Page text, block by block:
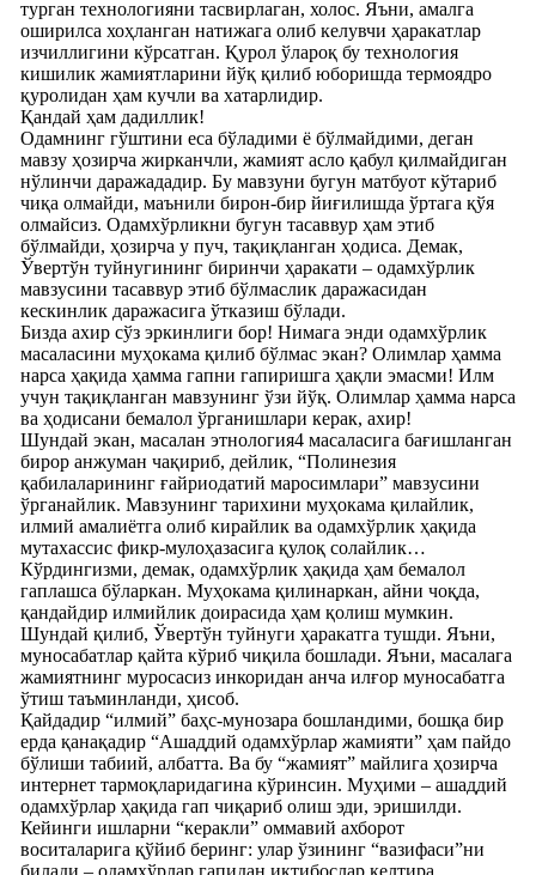
турган технологияни тасвирлаган, холос. Яъни, амалга
оширилса хоҳланган натижага олиб келувчи ҳаракатлар
изчиллигини кўрсатган. Қурол ўлароқ бу технология
кишилик жамиятларини йўқ қилиб юборишда термоядро
қуролидан ҳам кучли ва хатарлидир.
Қандай ҳам дадиллик!
Одамнинг гўштини еса бўладими ё бўлмайдими, деган
мавзу ҳозирча жирканчли, жамият асло қабул қилмайдиган
нўлинчи даражададир. Бу мавзуни бугун матбуот кўтариб
чиқа олмайди, маънили бирон-бир йиғилишда ўртага қўя
олмайсиз. Одамхўрликни бугун тасаввур ҳам этиб
бўлмайди, ҳозирча у пуч, тақиқланган ҳодиса. Демак,
Ўвертўн туйнугининг биринчи ҳаракати – одамхўрлик
мавзусини тасаввур этиб бўлмаслик даражасидан
кескинлик даражасига ўтказиш бўлади.
Бизда ахир сўз эркинлиги бор! Нимага энди одамхўрлик
масаласини муҳокама қилиб бўлмас экан? Олимлар ҳамма
нарса ҳақида ҳамма гапни гапиришга ҳақли эмасми! Илм
учун тақиқланган мавзунинг ўзи йўқ. Олимлар ҳамма нарса
ва ҳодисани бемалол ўрганишлари керак, ахир!
Шундай экан, масалан этнология4 масаласига бағишланган
бирор анжуман чақириб, дейлик, “Полинезия
қабилаларининг ғайриодатий маросимлари” мавзусини
ўрганайлик. Мавзунинг тарихини муҳокама қилайлик,
илмий амалиётга олиб кирайлик ва одамхўрлик ҳақида
мутахассис фикр-мулоҳазасига қулоқ солайлик…
Кўрдингизми, демак, одамхўрлик ҳақида ҳам бемалол
гаплашса бўларкан. Муҳокама қилинаркан, айни чоқда,
қандайдир илмийлик доирасида ҳам қолиш мумкин.
Шундай қилиб, Ўвертўн туйнуги ҳаракатга тушди. Яъни,
муносабатлар қайта кўриб чиқила бошлади. Яъни, масалага
жамиятнинг муросасиз инкоридан анча илғор муносабатга
ўтиш таъминланди, ҳисоб.
Қайдадир “илмий” баҳс-мунозара бошландими, бошқа бир
ерда қанақадир “Ашаддий одамхўрлар жамияти” ҳам пайдо
бўлиши табиий, албатта. Ва бу “жамият” майлига ҳозирча
интернет тармоқларидагина кўринсин. Муҳими – ашаддий
одамхўрлар ҳақида гап чиқариб олиш эди, эришилди.
Кейинги ишларни “керакли” оммавий ахборот
воситаларига қўйиб беринг: улар ўзининг “вазифаси”ни
билади – одамхўрлар гапидан иқтибослар келтира